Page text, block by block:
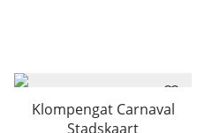
Klompengat Carnaval
Stadskaart